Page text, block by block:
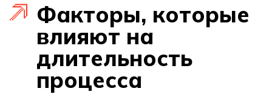
Факторы, которые
влияют на
длительность
процесса